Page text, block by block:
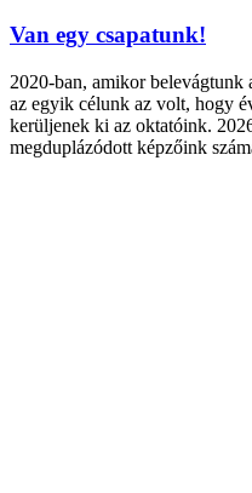
Van egy csapatunk!
2020-ban, amikor belevágtunk
az egyik célunk az volt, hogy
kerüljenek ki az oktatóink.
megduplázódott képzőink